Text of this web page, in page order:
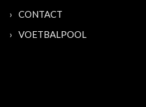
CONTACT
VOETBALPOOL